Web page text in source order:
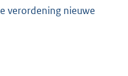
verordening nieuwe